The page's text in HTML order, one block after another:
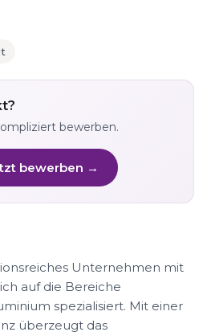
bewerben.
bewerben →
Unternehmen mit
auf die Bereiche
spezialisiert. Mit einer
überzeugt das